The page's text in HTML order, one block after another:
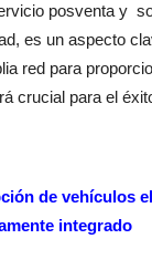
posventa y
es un aspecto
red para
crucial para el
de vehículos
integrado